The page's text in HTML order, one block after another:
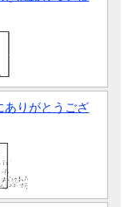
ありがとうござ